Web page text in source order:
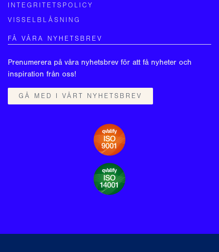
INTEGRITETSPOLICY
VISSELBLÅSNING
FÅ VÅRA NYHETSBREV
Prenumerera på våra nyhetsbrev för att få nyheter och
inspiration från oss!
GÅ MED I VÅRT NYHETSBREV